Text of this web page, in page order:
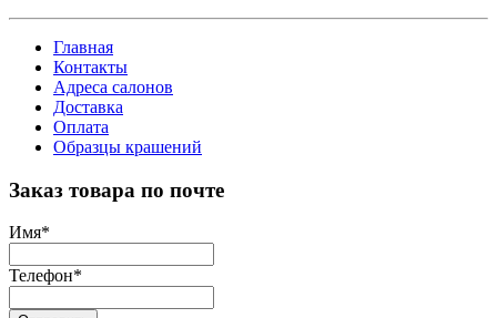
Главная
Контакты
Адреса салонов
Доставка
Оплата
Образцы крашений
Заказ товара по почте
Имя*
Телефон*